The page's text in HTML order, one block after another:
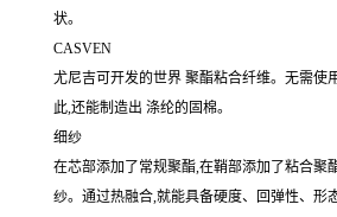
状。
CASVEN
尤尼吉可开发的世界 聚酯粘合纤维。无需使
此,还能制造出 涤纶的固棉。
细纱
在芯部添加了常规聚酯,在鞘部添加了粘合聚
纱。通过热融合,就能具备硬度、回弹性、形